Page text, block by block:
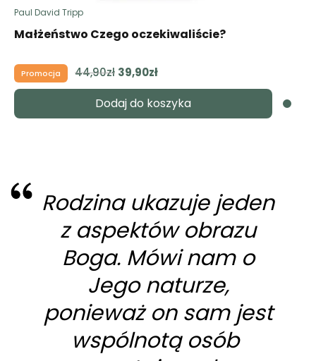
Paul David Tripp
Małżeństwo Czego oczekiwaliście?
Promocja 44,90zł Pierwotna
cena
wynosiła:
44,90zł.
39,90złAktualna
cena
wynosi:
39,90zł.
Dodaj do koszyka
Rodzina ukazuje jeden
z aspektów obrazu
Boga. Mówi nam o
Jego naturze,
ponieważ on sam jest
wspólnotą osób